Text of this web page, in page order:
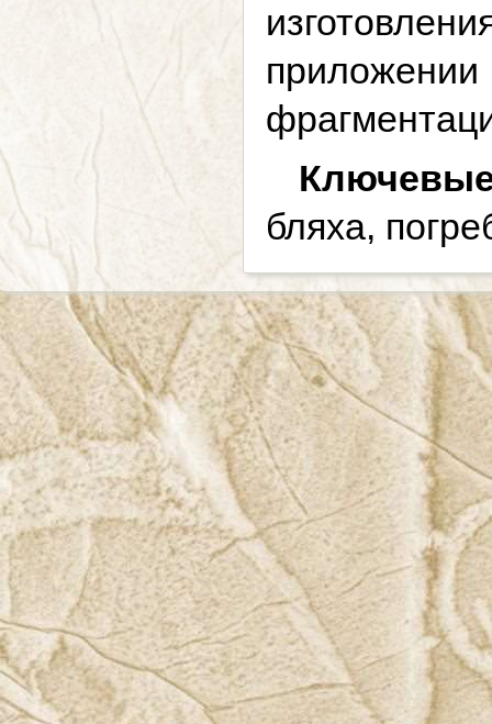
бляха,